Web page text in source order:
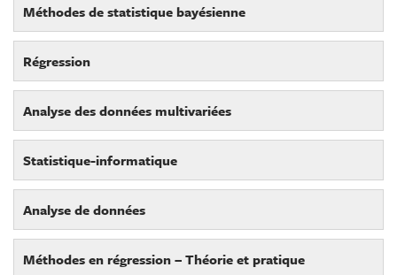
Méthodes de statistique bayésienne
Régression
Analyse des données multivariées
Statistique-informatique
Analyse de données
Méthodes en régression – Théorie et pratique